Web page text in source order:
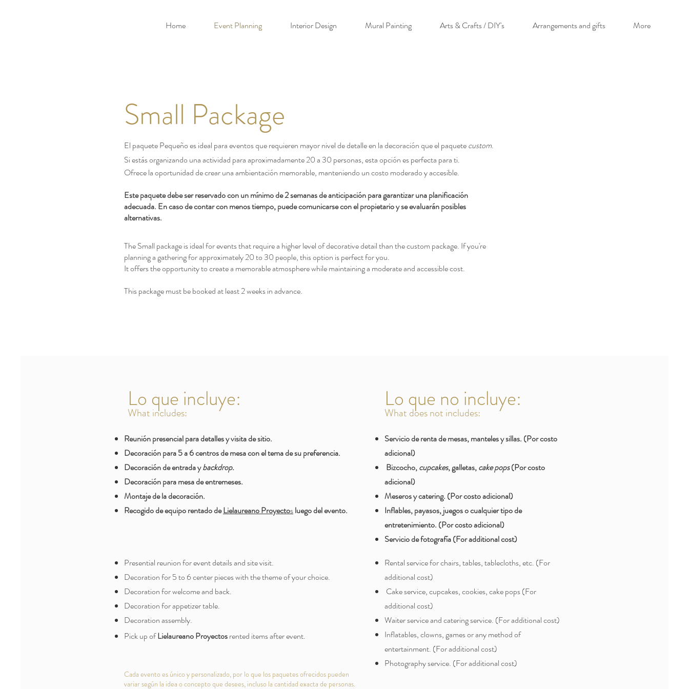
Home Event Planning Interior Design Mural Painting Arts & Crafts / DIY's Arrangements and gifts More
Small Package
El paquete Pequeño es ideal para eventos que requieren mayor nivel de detalle en la decoración que el paquetecustom.
Si estás organizando una actividad para aproximadamente 20 a 30 personas, esta opción es perfecta para ti.
Ofrece la oportunidad de crear una ambientación memorable, manteniendo un costo moderado y accesible.
Este paquete debe ser reservado con un mínimo de 2 semanas de anticipación para garantizar una planificación
adecuada. En caso de contar con menos tiempo, puede comunicarse con el propietario y se evaluarán posibles
alternativas.
The Small package is ideal for events that require a higher level of decorative detail than the custom package. If you're
planning a gathering for approximately 20 to 30 people, this option is perfect for you.
It offers the opportunity to create a memorable atmosphere while maintaining a moderate and accessible cost.
This package must be booked at least 2 weeks in advance.
Lo que incluye:
What includes:
Reunión presencial para detalles y visita de sitio.
Decoración para 5 a 6 centros de mesa con el tema de su preferencia.
Decoración de entrada ybackdrop.
Decoración para mesa de entremeses.
Montaje de la decoración.
Recogido de equipo rentado deLielaureano Proyectosluego del evento.
Presential reunion for event details and site visit.
Decoration for 5 to 6 center pieces with the theme of your choice.
Decoration for welcome and back.
Decoration for appetizer table.
Decoration assembly.
Pick up ofLielaureano Proyectosrented items after event.
Cada evento es único y personalizado, por lo que los paquetes ofrecidos pueden
variar según la idea o concepto que desees, incluso la cantidad exacta de personas.
Lo que no incluye:
What does not includes:
Servicio de renta de mesas, manteles y sillas. (Por costo
adicional)
Bizcocho,cupcakes, galletas,cake pops(Por costo
adicional)
Meseros y catering. (Por costo adicional)
Inflables, payasos, juegos o cualquier tipo de
entretenimiento. (Por costo adicional)
Servicio de fotografía (For additional cost)
Rental service for chairs, tables, tablecloths, etc. (For
additional cost)
Cake service, cupcakes, cookies, cake pops (For
additional cost)
Waiter service and catering service. ​(For additional cost)
Inflatables, clowns, games or any method of
entertainment. ​(For additional cost)
Photography service. (For additional cost)